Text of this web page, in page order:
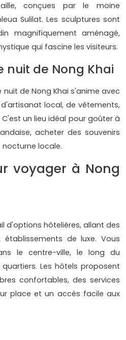
conçues par le moine
Sulilat. Les sculptures sont
magnifiquement aménagé,
qui fascine les visiteurs.
nuit de Nong Khai
de Nong Khai s'anime avec
local, de vêtements,
un lieu idéal pour goûter à
acheter des souvenirs
nocturne locale.
voyager à Nong
d'options hôtelières, allant des
de luxe. Vous
le centre-ville, le long du
Les hôtels proposent
confortables, des services
place et un accès facile aux